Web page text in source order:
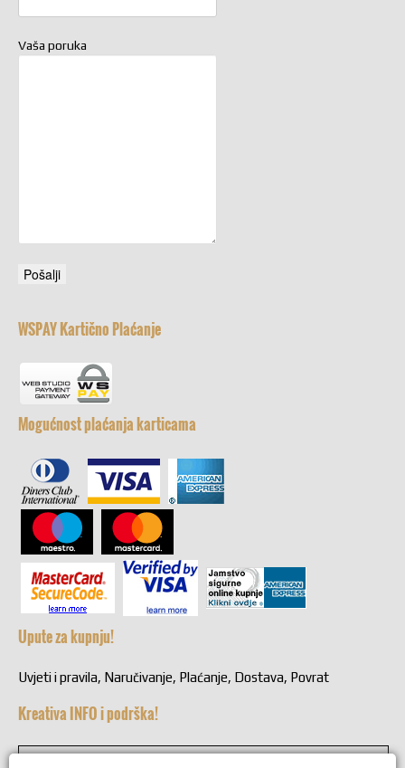
Vaša poruka
WSPAY Kartično Plaćanje
Mogućnost plaćanja karticama
Upute za kupnju!
Uvjeti i pravila, Naručivanje, Plaćanje, Dostava, Povrat
Kreativa INFO i podrška!